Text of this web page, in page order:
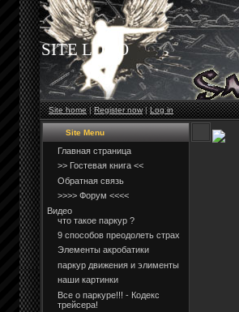
SITE LOGO
Site home|Register now|Log in
Site Menu
Главная страница
>> Гостевая книга <<
Обратная связь
>>>> Форум <<<<
Видео
что такое паркур ?
9 способов преодолеть страх
Элементы акробатики
паркур движения и элименты
наши картинки
Все о паркуре!!! - Кодекс
трейсера!